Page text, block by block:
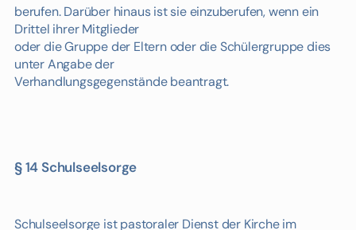
berufen. Darüber hinaus ist sie einzuberufen, wenn ein
Drittel ihrer Mitglieder
oder die Gruppe der Eltern oder die Schülergruppe dies
unter Angabe der
Verhandlungsgegenstände beantragt.
§ 14 Schulseelsorge
Schulseelsorge ist pastoraler Dienst der Kirche im